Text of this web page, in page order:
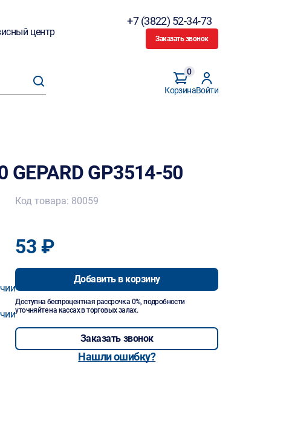
центр
+7 (3822) 52-34-73
Заказать звонок
Корзина
0
Войти
GP3514-50
Код товара: 80059
53 ₽
Добавить в корзину
Доступна беспроцентная рассрочка 0%, подробности
уточняйте на кассах в торговых залах.
Заказать звонок
Нашли ошибку?